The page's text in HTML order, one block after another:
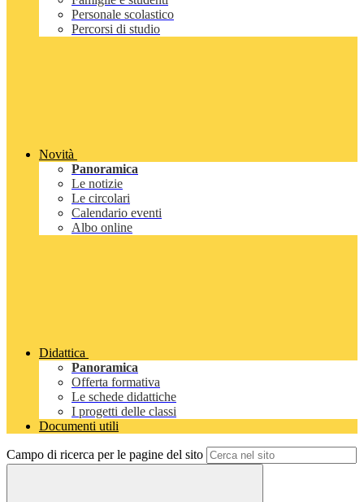
Personale scolastico
Percorsi di studio
Novità
Panoramica
Le notizie
Le circolari
Calendario eventi
Albo online
Didattica
Panoramica
Offerta formativa
Le schede didattiche
I progetti delle classi
Documenti utili
Campo di ricerca per le pagine del sito